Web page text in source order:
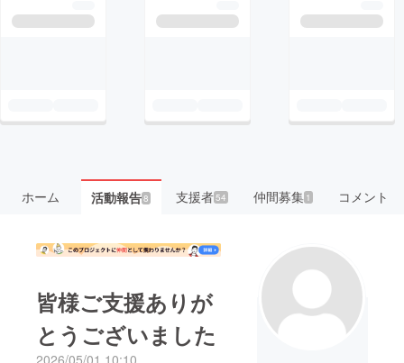
ホーム 活動報告8 支援者54 仲間募集 1 コメント
皆様ご支援ありが
とうございました
2026/05/01 10:10